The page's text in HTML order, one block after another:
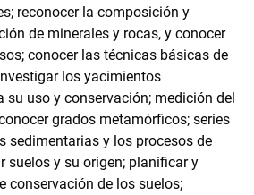
reconocer la composición y
de minerales y rocas, y conocer
conocer las técnicas básicas de
los yacimientos
su uso y conservación; medición del
grados metamórficos; series
sedimentarias y los procesos de
suelos y su origen; planificar y
conservación de los suelos;